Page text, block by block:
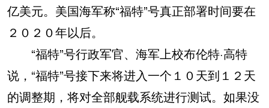
亿美元。美国海军称“福特”号真正部署时间要在
２０２０年以后。
“福特”号行政军官、海军上校布伦特·高特
说，“福特”号接下来将进入一个１０天到１２天
的调整期，将对全部舰载系统进行测试。如果没